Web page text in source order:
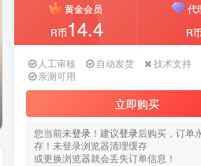
黄金会员
R币14.4
代
R
人工审核 自动发货
技术支持
亲测可用
立即购买
您当前未登录 ！建议登录后购买，订单
存！未登录浏览器清理缓存
或更换浏览器就会丢失订单信息！
黄金会员
R币14.4
代
R
人工审核 自动发货
技术支持
亲测可用
立即购买
您当前未登录 ！建议登录后购买，订单
存！未登录浏览器清理缓存
或更换浏览器就会丢失订单信息！